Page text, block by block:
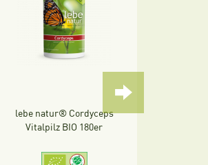
lebe natur® Cordyceps
Vitalpilz BIO 180er